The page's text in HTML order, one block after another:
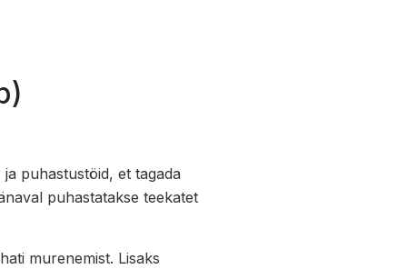
puhastustöid, et tagada
puhastatakse teekatet
murenemist. Lisaks